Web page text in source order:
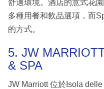
舒適環境。酒店的意式花
多種用餐和飲品選項，而
的方式。
5. JW
& SPA
JW Marriott 位於Isola